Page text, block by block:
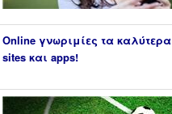
Online γνωριμίες τα καλύτερα
sites και apps!